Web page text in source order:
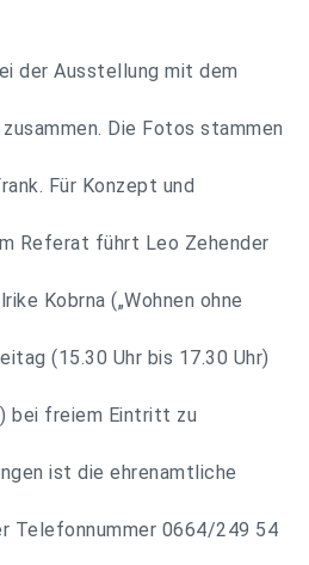
der Ausstellung mit dem
Die Fotos stammen
Für Konzept und
Referat führt Leo Zehender
Kobrna („Wohnen ohne
(15.30 Uhr bis 17.30 Uhr)
bei freiem Eintritt zu
ist die ehrenamtliche
Telefonnummer 0664/249 54